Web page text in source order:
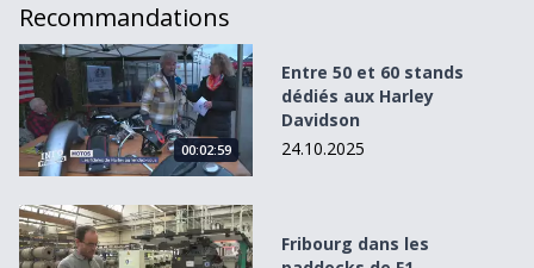
Recommandations
Entre 50 et 60 stands dédiés aux Harley Davidson
00:02:59
Entre 50 et 60 stands
dédiés aux Harley
Davidson
24.10.2025
Fribourg dans les paddocks de F1
Fribourg dans les